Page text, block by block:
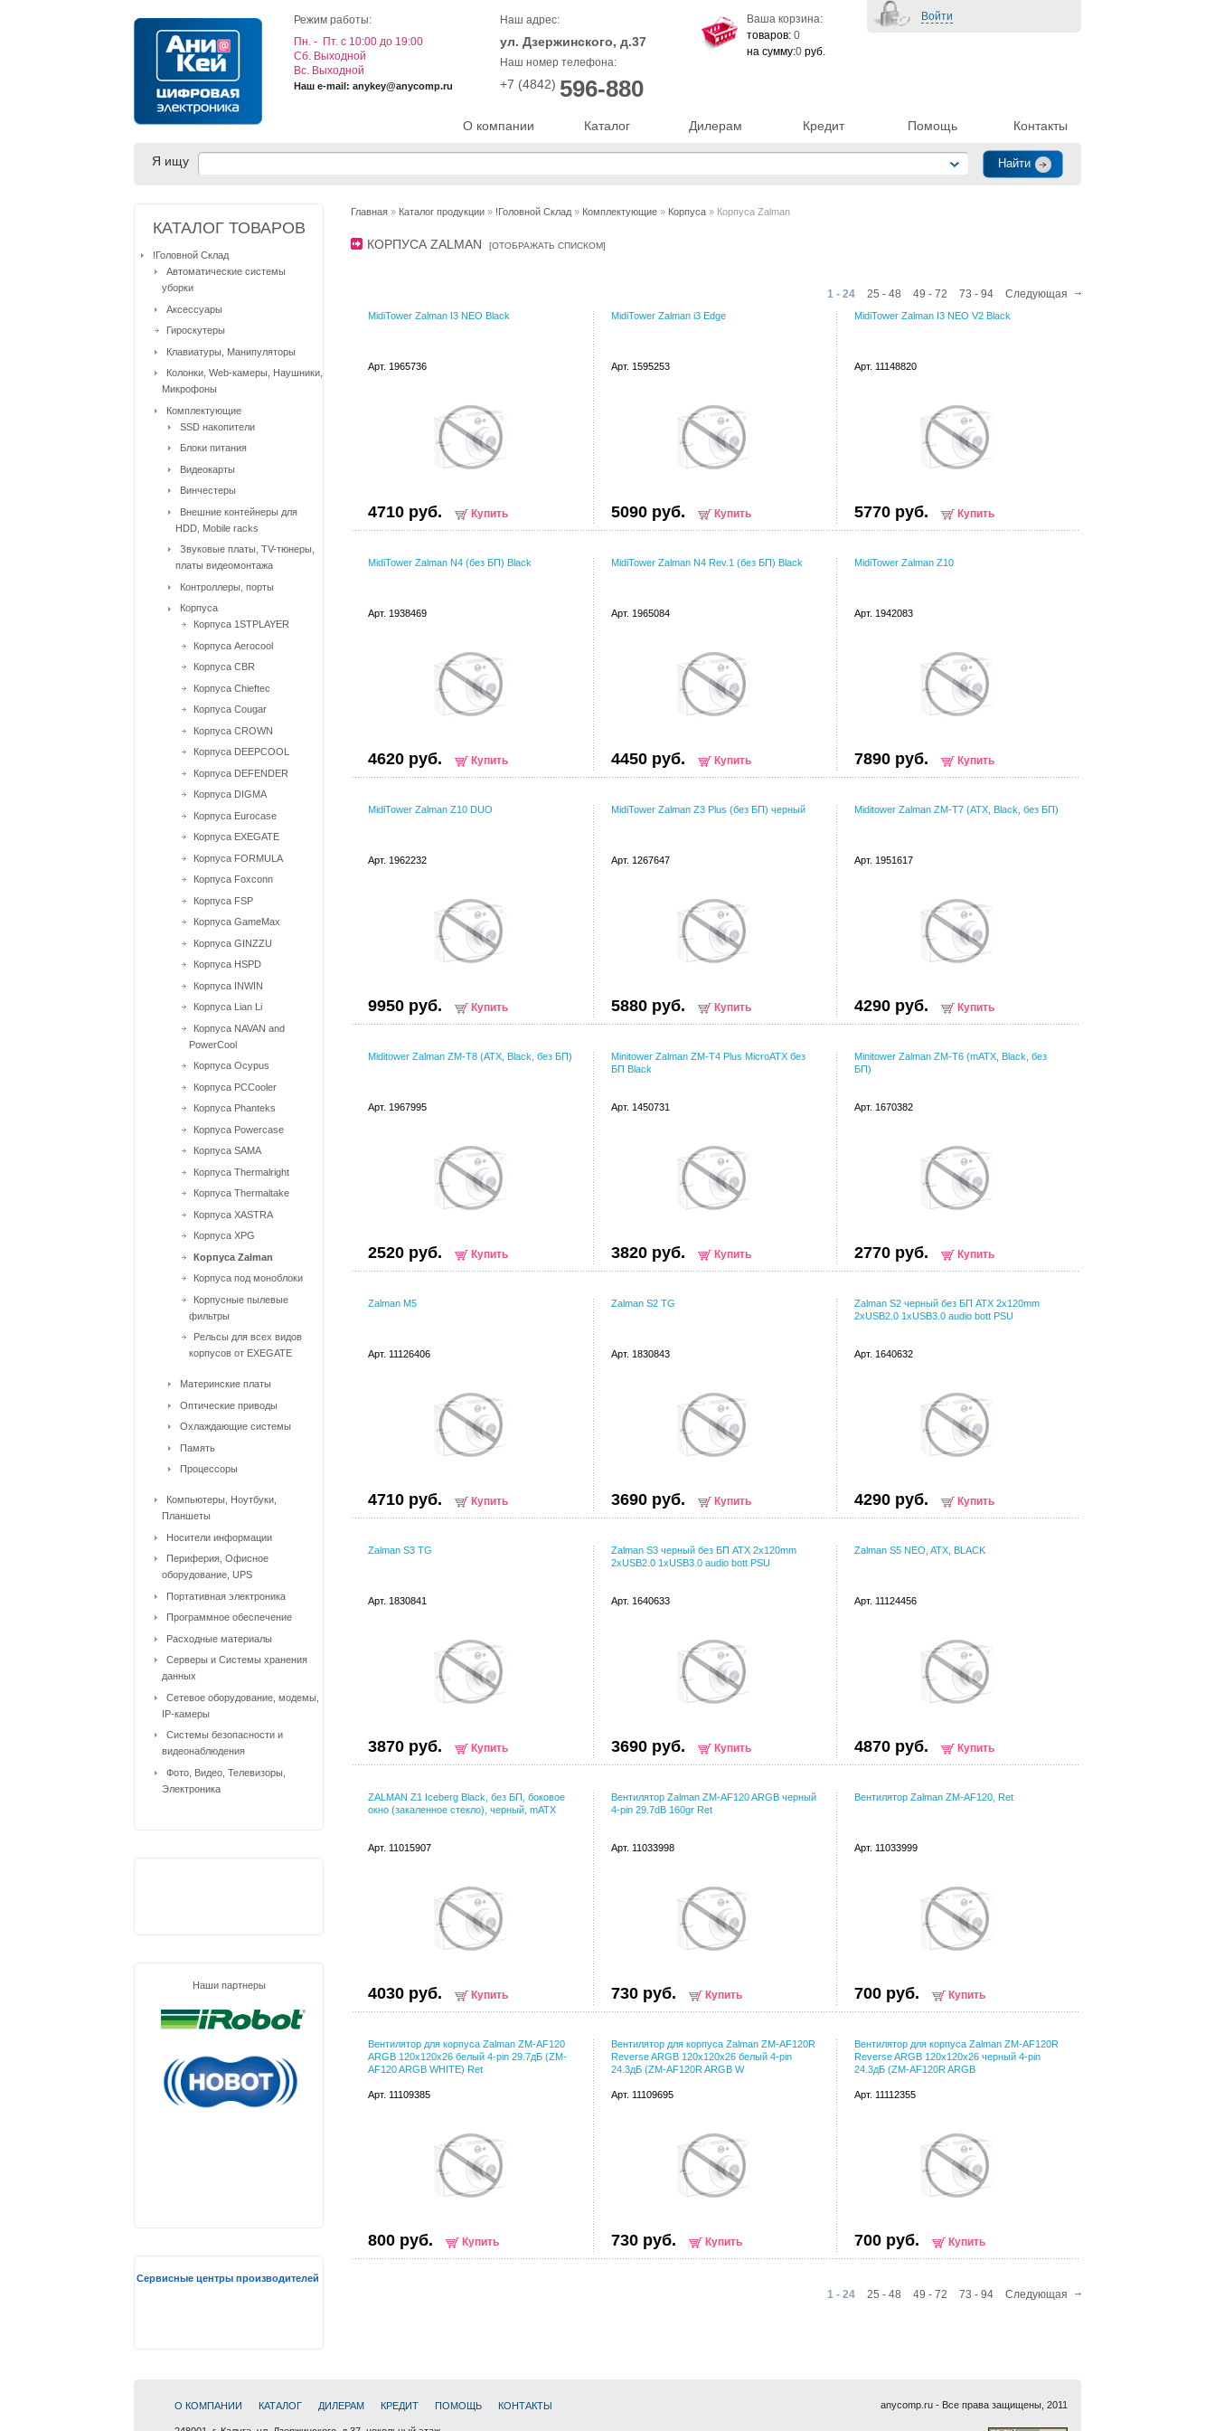
О компании Каталог Дилерам Кредит Помощь Контакты
Режим работы:
Пн. - Пт. с 10:00 до 19:00
Cб. Выходной
Вс. Выходной
Наш e-mail: anykey@anycomp.ru
Наш адрес:
ул. Дзержинского, д.37
Наш номер телефона:
+7 (4842) 596-880
Войти
Ваша корзина:
товаров: 0
на сумму:0 руб.
Я ищу
Главная » Каталог продукции » !Головной Склад » Комплектующие » Корпуса » Корпуса Zalman
КОРПУСА ZALMAN [ОТОБРАЖАТЬ СПИСКОМ]
1 - 24 25 - 48 49 - 72 73 - 94 Следующая
MidiTower Zalman I3 NEO Black
Арт. 1965736
4710 руб. Купить
MidiTower Zalman i3 Edge
Арт. 1595253
5090 руб. Купить
MidiTower Zalman I3 NEO V2 Black
Арт. 11148820
5770 руб. Купить
MidiTower Zalman N4 (без БП) Black
Арт. 1938469
4620 руб. Купить
MidiTower Zalman N4 Rev.1 (без БП) Black
Арт. 1965084
4450 руб. Купить
MidiTower Zalman Z10
Арт. 1942083
7890 руб. Купить
MidiTower Zalman Z10 DUO
Арт. 1962232
9950 руб. Купить
MidiTower Zalman Z3 Plus (без БП) черный
Арт. 1267647
5880 руб. Купить
Miditower Zalman ZM-T7 (ATX, Black, без БП)
Арт. 1951617
4290 руб. Купить
Miditower Zalman ZM-T8 (ATX, Black, без БП)
Арт. 1967995
2520 руб. Купить
Minitower Zalman ZM-T4 Plus MicroATX без
БП Black
Арт. 1450731
3820 руб. Купить
Minitower Zalman ZM-T6 (mATX, Black, без
БП)
Арт. 1670382
2770 руб. Купить
Zalman M5
Арт. 11126406
4710 руб. Купить
Zalman S2 TG
Арт. 1830843
3690 руб. Купить
Zalman S2 черный без БП ATX 2x120mm
2xUSB2.0 1xUSB3.0 audio bott PSU
Арт. 1640632
4290 руб. Купить
Zalman S3 TG
Арт. 1830841
3870 руб. Купить
Zalman S3 черный без БП ATX 2x120mm
2xUSB2.0 1xUSB3.0 audio bott PSU
Арт. 1640633
3690 руб. Купить
Zalman S5 NEO, ATX, BLACK
Арт. 11124456
4870 руб. Купить
ZALMAN Z1 Iceberg Black, без БП, боковое
окно (закаленное стекло), черный, mATX
Арт. 11015907
4030 руб. Купить
Вентилятор Zalman ZM-AF120 ARGB черный
4-pin 29.7dB 160gr Ret
Арт. 11033998
730 руб. Купить
Вентилятор Zalman ZM-AF120, Ret
Арт. 11033999
700 руб. Купить
Вентилятор для корпуса Zalman ZM-AF120
ARGB 120х120x26 белый 4-pin 29.7дБ (ZM-
AF120 ARGB WHITE) Ret
Арт. 11109385
800 руб. Купить
Вентилятор для корпуса Zalman ZM-AF120R
Reverse ARGB 120х120x26 белый 4-pin
24.3дБ (ZM-AF120R ARGB W
Арт. 11109695
730 руб. Купить
Вентилятор для корпуса Zalman ZM-AF120R
Reverse ARGB 120х120x26 черный 4-pin
24.3дБ (ZM-AF120R ARGB
Арт. 11112355
700 руб. Купить
1 - 24 25 - 48 49 - 72 73 - 94 Следующая
КАТАЛОГ ТОВАРОВ
!Головной Склад
Автоматические системы
уборки
Аксессуары
Гироскутеры
Клавиатуры, Манипуляторы
Колонки, Web-камеры, Наушники,
Микрофоны
Комплектующие
SSD накопители
Блоки питания
Видеокарты
Винчестеры
Внешние контейнеры для
HDD, Mobile racks
Звуковые платы, TV-тюнеры,
платы видеомонтажа
Контроллеры, порты
Корпуса
Корпуса 1STPLAYER
Корпуса Aerocool
Корпуса CBR
Корпуса Chieftec
Корпуса Cougar
Корпуса CROWN
Корпуса DEEPCOOL
Корпуса DEFENDER
Корпуса DIGMA
Корпуса Eurocase
Корпуса EXEGATE
Корпуса FORMULA
Корпуса Foxconn
Корпуса FSP
Корпуса GameMax
Корпуса GINZZU
Корпуса HSPD
Корпуса INWIN
Корпуса Lian Li
Корпуса NAVAN and
PowerCool
Корпуса Ocypus
Корпуса PCCooler
Корпуса Phanteks
Корпуса Powercase
Корпуса SAMA
Корпуса Thermalright
Корпуса Thermaltake
Корпуса XASTRA
Корпуса XPG
Корпуса Zalman
Корпуса под моноблоки
Корпусные пылевые
фильтры
Рельсы для всех видов
корпусов от EXEGATE
Материнские платы
Оптические приводы
Охлаждающие системы
Память
Процессоры
Компьютеры, Ноутбуки,
Планшеты
Носители информации
Периферия, Офисное
оборудование, UPS
Портативная электроника
Программное обеспечение
Расходные материалы
Серверы и Системы хранения
данных
Сетевое оборудование, модемы,
IP-камеры
Системы безопасности и
видеонаблюдения
Фото, Видео, Телевизоры,
Электроника
Наши партнеры
Сервисные центры производителей
О КОМПАНИИ КАТАЛОГ ДИЛЕРАМ КРЕДИТ ПОМОЩЬ КОНТАКТЫ anycomp.ru - Все права защищены, 2011